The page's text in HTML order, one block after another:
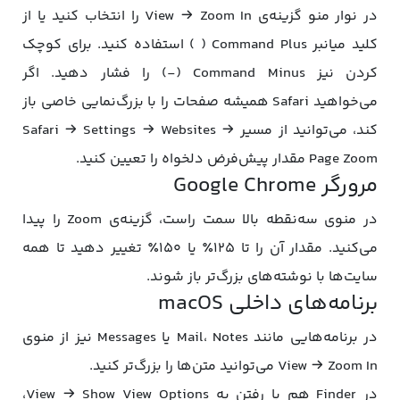
در نوار منو گزینه‌ی View → Zoom In را انتخاب کنید یا از
کلید میانبر Command Plus ( ) استفاده کنید. برای کوچک
کردن نیز Command Minus (-) را فشار دهید. اگر
می‌خواهید Safari همیشه صفحات را با بزرگ‌نمایی خاصی باز
کند، می‌توانید از مسیر Safari → Settings → Websites →
Page Zoom مقدار پیش‌فرض دلخواه را تعیین کنید.
مرورگر Google Chrome
در منوی سه‌نقطه بالا سمت راست، گزینه‌ی Zoom را پیدا
می‌کنید. مقدار آن را تا ۱۲۵٪ یا ۱۵۰٪ تغییر دهید تا همه
سایت‌ها با نوشته‌های بزرگ‌تر باز شوند.
برنامه‌های داخلی macOS
در برنامه‌هایی مانند Mail، Notes یا Messages نیز از منوی
View → Zoom In می‌توانید متن‌ها را بزرگ‌تر کنید.
در Finder هم با رفتن به View → Show View Options،